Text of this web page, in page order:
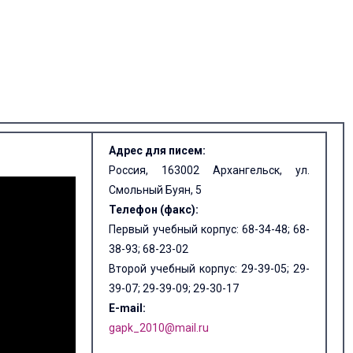
Адрес для писем:
Россия, 163002 Архангельск, ул.
Смольный Буян, 5
Телефон (факс):
Первый учебный корпус: 68-34-48; 68-
38-93; 68-23-02
Второй учебный корпус: 29-39-05; 29-
39-07; 29-39-09; 29-30-17
E-mail:
gapk_2010@mail.ru